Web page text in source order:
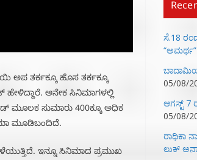
ಅಪ ತರ್ಕಕ್ಕೂ ಹೊಸ ತರ್ಕಕ್ಕೂ
ಅನೇಕ ಸಿನಿಮಾಗಳಲ್ಲಿ
ಮೂಲಕ ಸುಮಾರು 400ಕ್ಕೂ ಅಧಿಕ
ಮೂಡಿಬಂದಿದೆ.
ಇನ್ನೂ ಸಿನಿಮಾದ ಪ್ರಮುಖ
ಸೆ.18
05/08/
ಆಗಸ್ಟ್ 7
05/08/
ರಾಧಿಕಾ
ಲುಕ್